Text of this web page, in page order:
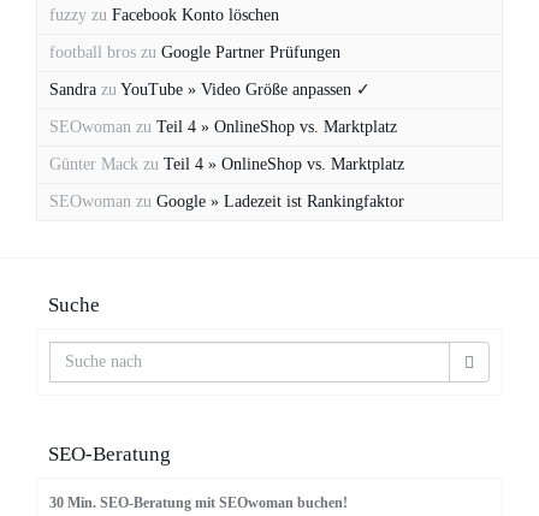
fuzzy zu Facebook Konto löschen
football bros zu Google Partner Prüfungen
Sandra zu YouTube » Video Größe anpassen ✓
SEOwoman zu Teil 4 » OnlineShop vs. Marktplatz
Günter Mack zu Teil 4 » OnlineShop vs. Marktplatz
SEOwoman zu Google » Ladezeit ist Rankingfaktor
Suche
SEO-Beratung
30 Min. SEO-Beratung mit SEOwoman buchen!